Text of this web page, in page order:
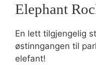
Elephant
En lett tilgjengelig
østinngangen til
elefant!